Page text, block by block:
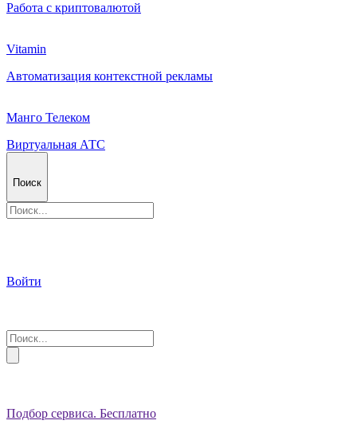
Работа с криптовалютой
Vitamin
Автоматизация контекстной рекламы
Манго Телеком
Виртуальная АТС
Поиск
Войти
Подбор сервиса. Бесплатно